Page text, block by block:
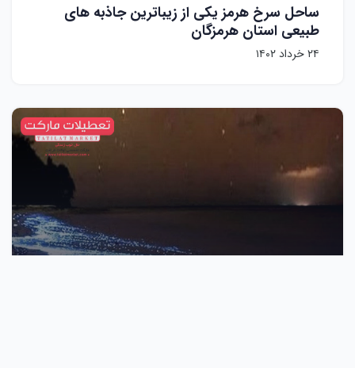
ساحل سرخ هرمز یکی از زیباترین جاذبه های
طبیعی استان هرمزگان
۲۴ خرداد ۱۴۰۲